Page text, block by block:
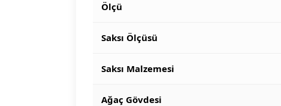
Ölçü
Saksı Ölçüsü
Saksı Malzemesi
Ağaç Gövdesi